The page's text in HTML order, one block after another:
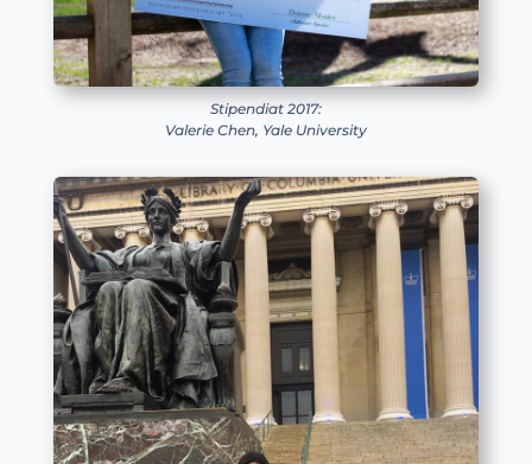
Stipendiat 2017:
Valerie Chen, Yale University